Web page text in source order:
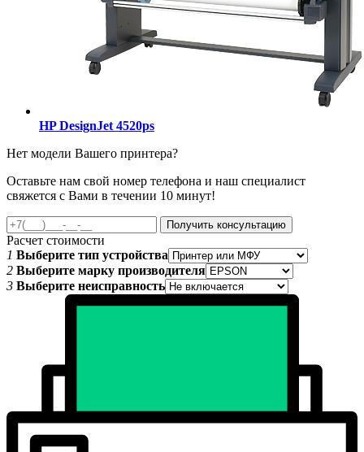
HP DesignJet 4520ps
Нет модели Вашего принтера?
Оставьте нам свой номер телефона и наш специалист
свяжется с Вами в течении 10 минут!
Получить консультацию
Расчет стоимости
1 Выберите тип устройства
2 Выберите марку производителя
3 Выберите неисправность